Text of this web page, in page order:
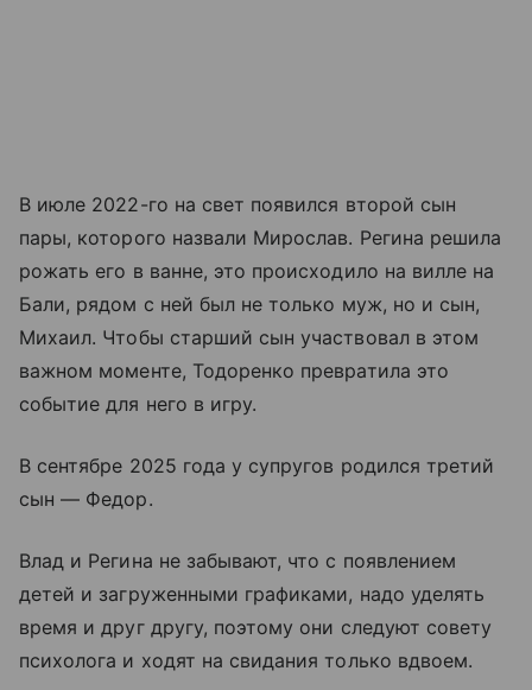
В июле 2022-го на свет появился второй сын
пары, которого назвали Мирослав. Регина решила
рожать его в ванне, это происходило на вилле на
Бали, рядом с ней был не только муж, но и сын,
Михаил. Чтобы старший сын участвовал в этом
важном моменте, Тодоренко превратила это
событие для него в игру.
В сентябре 2025 года у супругов родился третий
сын — Федор.
Влад и Регина не забывают, что с появлением
детей и загруженными графиками, надо уделять
время и друг другу, поэтому они следуют совету
психолога и ходят на свидания только вдвоем.